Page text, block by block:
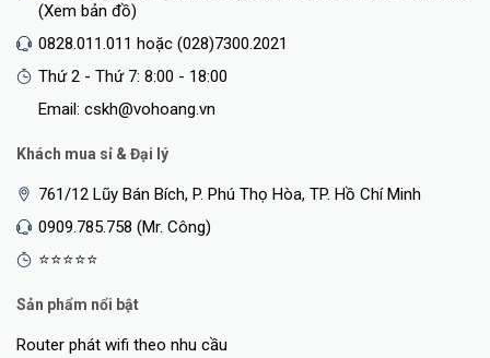
(Xem bản đồ)
0828.011.011 hoặc (028)7300.2021
Thứ 2 - Thứ 7: 8:00 - 18:00
Email: cskh@vohoang.vn
Khách mua sỉ & Đại lý
761/12 Lũy Bán Bích, P. Phú Thọ Hòa, TP. Hồ Chí Minh
0909.785.758 (Mr. Công)
⭐⭐⭐⭐⭐
Sản phẩm nổi bật
Router phát wifi theo nhu cầu